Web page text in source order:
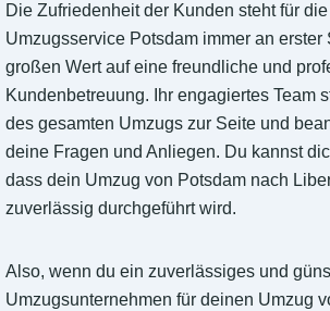
Die Zufriedenheit der Kunden steht für
Umzugsservice Potsdam immer an erster
großen Wert auf eine freundliche und
Kundenbetreuung. Ihr engagiertes Team
des gesamten Umzugs zur Seite und
deine Fragen und Anliegen. Du kannst
dass dein Umzug von Potsdam nach
zuverlässig durchgeführt wird.
Also, wenn du ein zuverlässiges und
Umzugsunternehmen für deinen Umzug